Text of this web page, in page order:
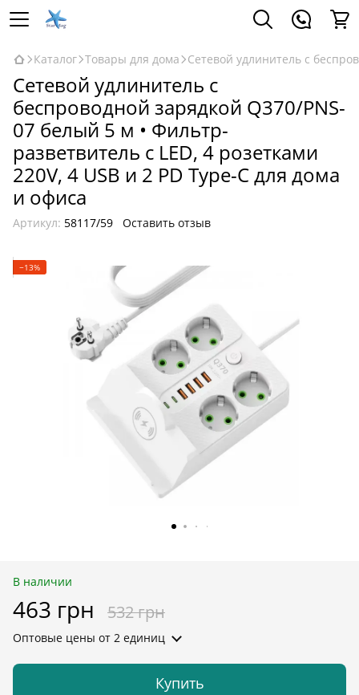
Каталог Товары для дома Сетевой удлинитель с
Сетевой удлинитель с
беспроводной зарядкой Q370/PNS-
07 белый 5 м • Фильтр-
разветвитель с LED, 4 розетками
220V, 4 USB и 2 PD Type-C для дома
и офиса
Артикул: 58117/59 Оставить отзыв
−13%
В наличии
463 грн 532 грн
Оптовые цены от 2 единиц
Купить